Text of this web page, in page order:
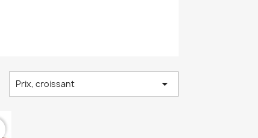
Prix, croissant 